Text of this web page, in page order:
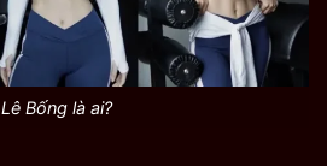
Lê Bống là ai?